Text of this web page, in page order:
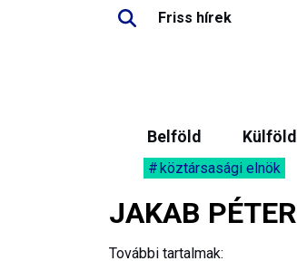
Friss hírek
Belföld Külföld
köztársasági elnök
JAKAB PÉTER
További tartalmak: